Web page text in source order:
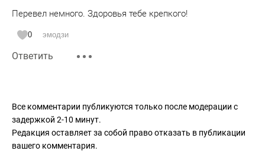
Перевел немного. Здоровья тебе крепкого!
0 эмодзи
Ответить
Все комментарии публикуются только после модерации с
задержкой 2-10 минут.
Редакция оставляет за собой право отказать в публикации
вашего комментария.